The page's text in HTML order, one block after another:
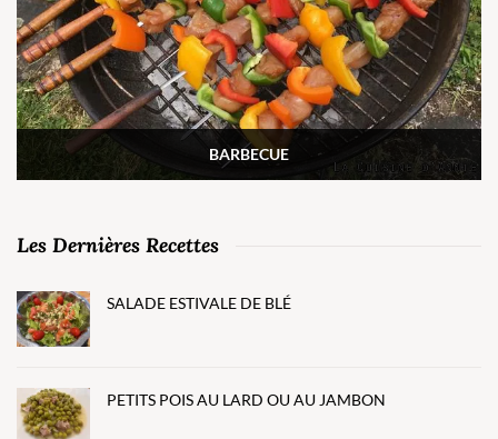
BARBECUE
Les Dernières Recettes
SALADE ESTIVALE DE BLÉ
PETITS POIS AU LARD OU AU JAMBON